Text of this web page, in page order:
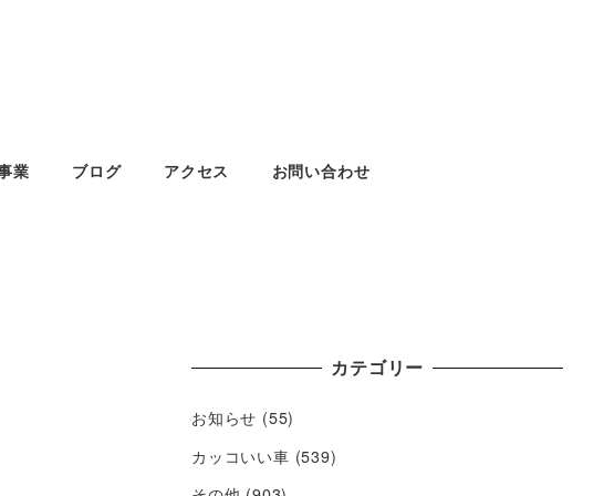
業 ブログ アクセス お問い合わせ
カテゴリー
お知らせ (55)
カッコいい車 (539)